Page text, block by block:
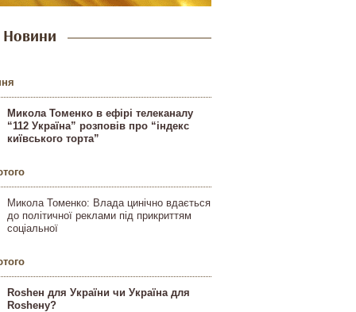
Новини
Микола Томенко в ефірі телеканалу
“112 Україна” розповів про “індекс
київського торта”
Микола Томенко: Влада цинічно вдається
до політичної реклами під прикриттям
соціальної
Rosheн для України чи Україна для
Rosheну?